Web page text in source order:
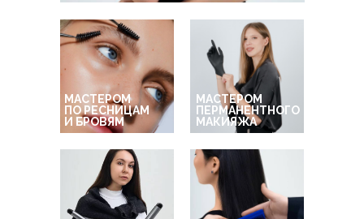
МАСТЕРОМ
ПЕРМАНЕНТНОГО
МАКИЯЖА
МАСТЕРОМ
ПО РЕСНИЦАМ
И БРОВЯМ